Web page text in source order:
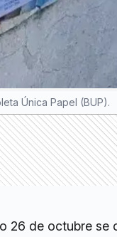
Única Papel (BUP).
26 de octubre se